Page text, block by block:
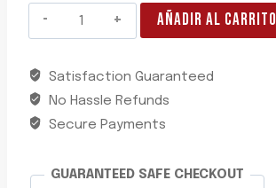
GATO
BOTELLA
5
TON
REF
cantidad
AÑADIR AL CARRITO
Satisfaction Guaranteed
No Hassle Refunds
Secure Payments
GUARANTEED SAFE CHECKOUT